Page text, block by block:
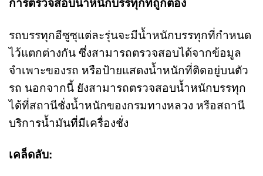
การตรวจสอบน้ำหนักบรรทุกที่ถูกต้อง
รถบรรทุกอีซูซุแต่ละรุ่นจะมีน้ำหนักบรรทุกที่กำหนด
ไว้แตกต่างกัน ซึ่งสามารถตรวจสอบได้จากข้อมูล
จำเพาะของรถ หรือป้ายแสดงน้ำหนักที่ติดอยู่บนตัว
รถ นอกจากนี้ ยังสามารถตรวจสอบน้ำหนักบรรทุก
ได้ที่สถานีชั่งน้ำหนักของกรมทางหลวง หรือสถานี
บริการน้ำมันที่มีเครื่องชั่ง
เคล็ดลับ: